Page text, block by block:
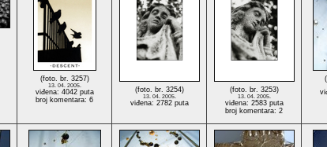
(foto. br. 3257)
13. 04. 2005.
viđena: 4042 puta
broj komentara: 6
(foto. br. 3254)
13. 04. 2005.
viđena: 2782 puta
(foto. br. 3253)
13. 04. 2005.
viđena: 2583 puta
broj komentara: 2